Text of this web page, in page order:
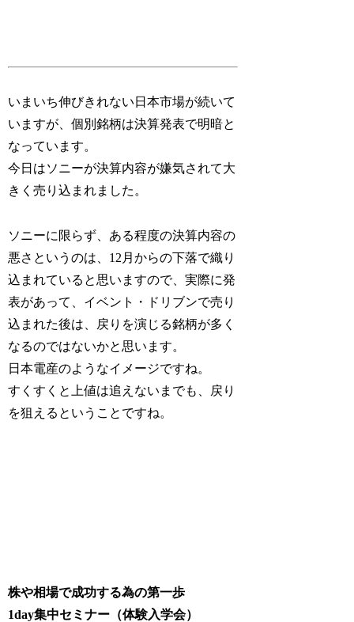
いまいち伸びきれない日本市場が続いて
いますが、個別銘柄は決算発表で明暗と
なっています。
今日はソニーが決算内容が嫌気されて大
きく売り込まれました。
ソニーに限らず、ある程度の決算内容の
悪さというのは、12月からの下落で織り
込まれていると思いますので、実際に発
表があって、イベント・ドリブンで売り
込まれた後は、戻りを演じる銘柄が多く
なるのではないかと思います。
日本電産のようなイメージですね。
すくすくと上値は追えないまでも、戻り
を狙えるということですね。
株や相場で成功する為の第一歩
1day集中セミナー（体験入学会）